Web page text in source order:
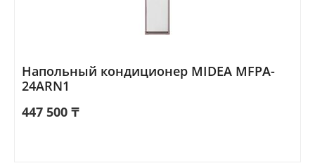
Напольный кондиционер MIDEA MFPA-
24ARN1
447 500 ₸